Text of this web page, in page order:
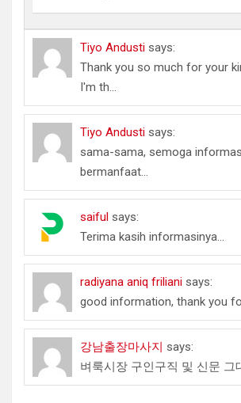
Tiyo Andusti says:
Thank you so much for your
I'm th...
Tiyo Andusti says:
sama-sama, semoga
bermanfaat...
saiful says:
Terima kasih informasinya...
radiyana aniq friliani says:
good information, thank you
강남출장마사지 says:
벼룩시장 구인구직 및 신문 그